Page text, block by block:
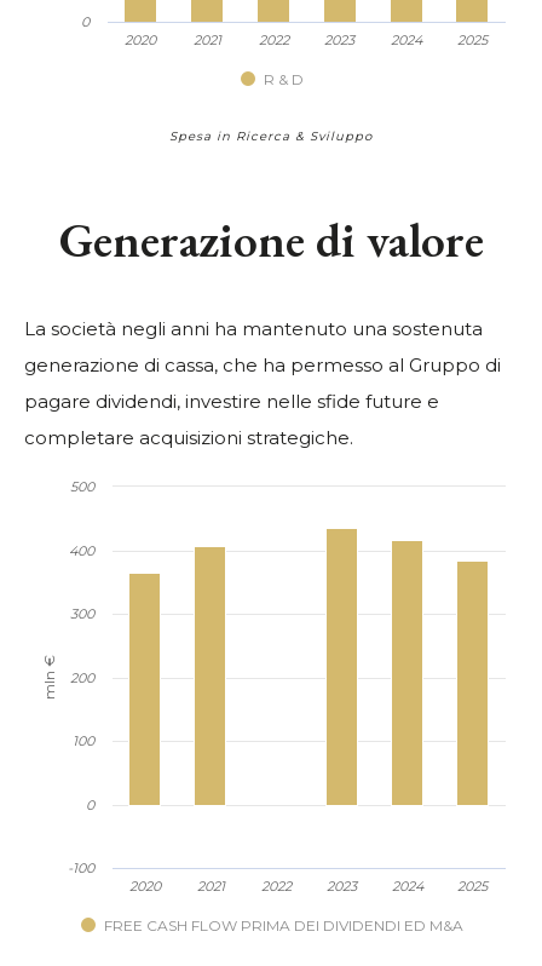
R & D
2020 2021 2022 2023 2024 2025
0
Spesa in Ricerca & Sviluppo
Generazione di valore
La società negli anni ha mantenuto una sostenuta
generazione di cassa, che ha permesso al Gruppo di
pagare dividendi, investire nelle sfide future e
completare acquisizioni strategiche.
mln €
FREE CASH FLOW PRIMA DEI DIVIDENDI ED M&A
2020 2021 2022 2023 2024 2025
-100
0
100
200
300
400
500